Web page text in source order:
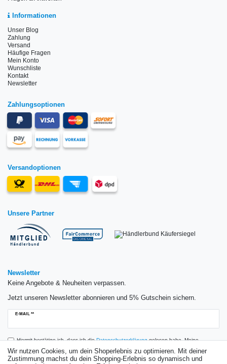
Informationen
Unser Blog
Zahlung
Versand
Häufige Fragen
Mein Konto
Wunschliste
Kontakt
Newsletter
Zahlungsoptionen
Versandoptionen
Unsere Partner
Newsletter
Keine Angebote & Neuheiten verpassen.
Jetzt unseren Newsletter abonnieren und 5% Gutschein sichern.
E-MAIL **
Newsletter
Hiermit bestätige ich, dass ich dieDaten­schutz­erklärunggelesen habe. Meine
Einwilligung kann ich jederzeit widerrufen.**
Wir nutzen Cookies, um dein Shoperlebnis zu optimieren. Mit deiner
Zustimmung machst du dein Shopping-Erlebnis so dynamisch und